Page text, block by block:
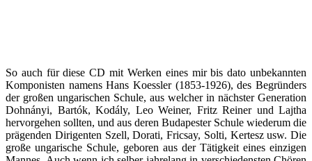
So auch für diese CD mit Werken eines mir bis dato unbekannten
Komponisten namens Hans Koessler (1853-1926), des Begründers
der großen ungarischen Schule, aus welcher in nächster Generation
Dohnányi, Bartók, Kodály, Leo Weiner, Fritz Reiner und Lajtha
hervorgehen sollten, und aus deren Budapester Schule wiederum die
prägenden Dirigenten Szell, Dorati, Fricsay, Solti, Kertesz usw. Die
große ungarische Schule, geboren aus der Tätigkeit eines einzigen